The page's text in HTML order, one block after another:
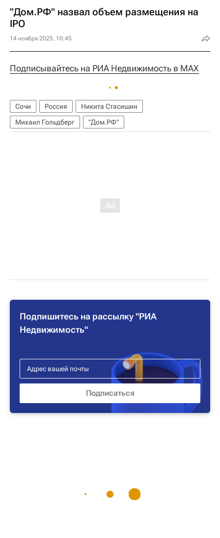
"Дом.РФ" назвал объем размещения на
IPO
14 ноября 2025, 10:45
Подписывайтесь на РИА Недвижимость в MAX
Сочи Россия
Никита Стасишин
Михаил Гольдберг
"Дом.РФ"
Подпишитесь на рассылку "РИА
Недвижимость"